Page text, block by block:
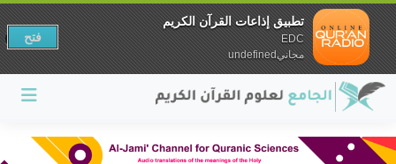
تطبيق إذاعات القرآن الكريم
EDC
مجانيundefined
فتح